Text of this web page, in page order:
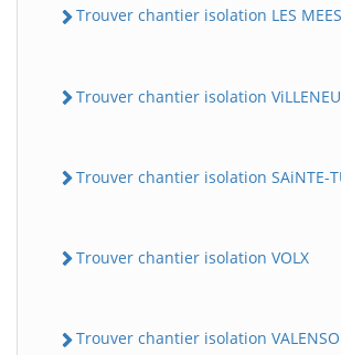
Trouver chantier isolation LES MEES
Trouver chantier isolation
Trouver chantier isolation SAiNTE-
Trouver chantier isolation VOLX
Trouver chantier isolation